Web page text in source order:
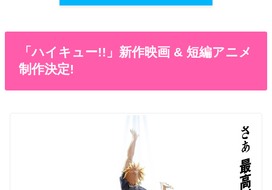
「ハイキュー!!」新作映画 & 短編アニメ
制作決定!